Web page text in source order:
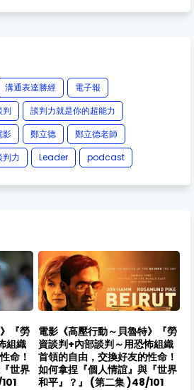
溝通表達勝經
電子報
判
談判力就是你的超能力
影 鄭立德
鄭立德老師
判力 Leader podcast
『勞
組織
命！
世界
電影《高壓行動～貝魯特》『勞
資談判+內部談判～用恐怖組織
首領的自由，交換好友的性命！
如何拿捏『個人情誼』與『世界
和平』？』 (第二集 )48/101